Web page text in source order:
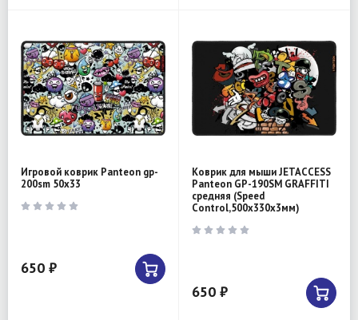
Игровой коврик Panteon gp-
200sm 50x33
650 ₽
Коврик для мыши JETACCESS
Panteon GP-190SM GRAFFITI
средняя (Speed
Control,500x330x3мм)
650 ₽